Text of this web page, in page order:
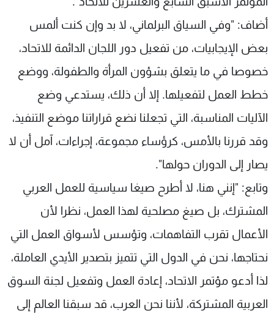
أضاف: "وفي السياق البرلماني، لا بد وإن كنت ألمس
بعض الإيجابيات، من تفعيل دور اللجان الدائمة للاتحاد،
خصوصا في ما يتعلق بشؤون المرأة والطفولة، ووضع
خطط العمل لتفعيلها. إلا أن ذلك، يستدعي وضع
الآليات المناسبة، التي تجعلنا نضع قراراتنا موضع التنفيذ،
وقد قررنا بالأمس، كرؤساء مجموعة، إجراءات، آمل أن لا
يصار إلى الدوران حولها".
وتابع: "إنني هنا، لا أطرح صيغا سياسية للعمل العربي
المشترك، بل صيغ مصلحية لهذا العمل، نظرا لأن
الأعمال تقرب التفاهمات، وتؤسس لأسواق العمل التي
نحتاجها، نحن في الدول التي تتميز بتصدير الأيدي العاملة،
لذا أدعو مؤتمر الاتحاد، إعادة العمل وتفعيل لجنة السوق
العربية المشتركة، لأننا نحن العرب، قد سبقنا العالم إلى